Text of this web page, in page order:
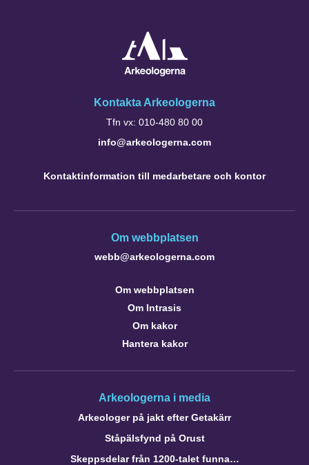
Kontakta Arkeologerna
Tfn vx: 010-480 80 00
info@arkeologerna.com
Kontaktinformation till medarbetare och kontor
Om webbplatsen
webb@arkeologerna.com
Om webbplatsen
Om Intrasis
Om kakor
Hantera kakor
Arkeologerna i media
Arkeologer på jakt efter Getakärr
Ståpälsfynd på Orust
Skeppsdelar från 1200-talet funna…